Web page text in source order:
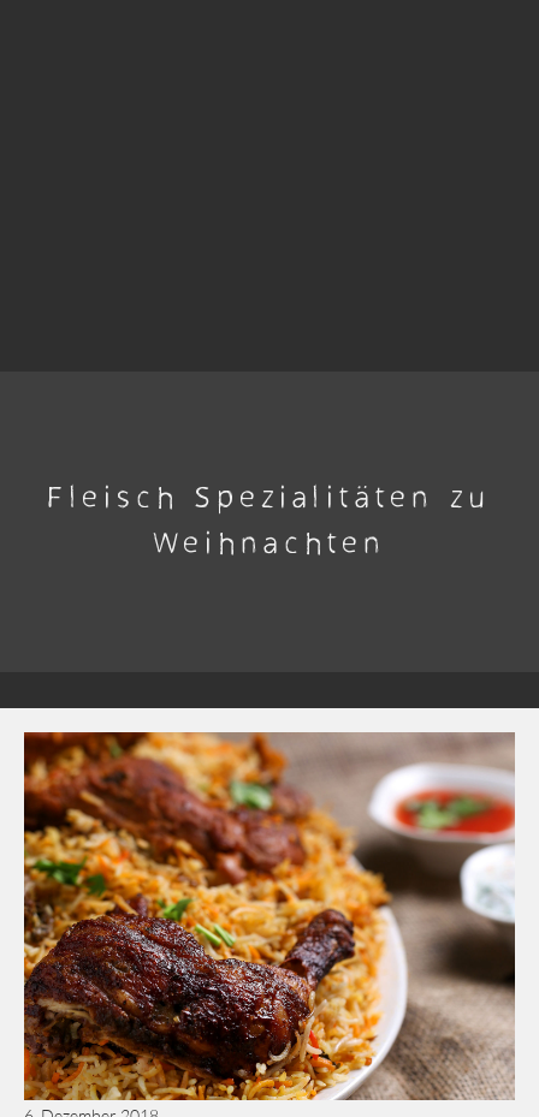
Fleisch Spezialitäten zu
Weihnachten